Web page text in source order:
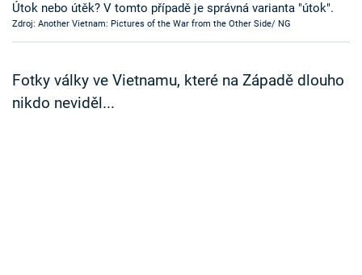
Sledujte prima+
Útok nebo útěk? V tomto případě je správná varianta "útok".
Zdroj: Another Vietnam: Pictures of the War from the Other Side/ NG
Fotky války ve Vietnamu, které na Západě dlouho
nikdo neviděl...